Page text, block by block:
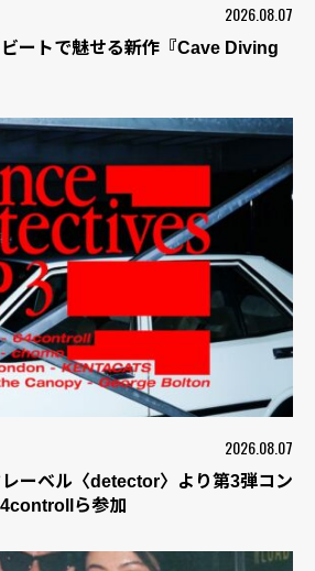
2026.08.07
ートで魅せる新作『Cave Diving
2026.08.07
ーベル〈detector〉より第3弾コン
ら参加